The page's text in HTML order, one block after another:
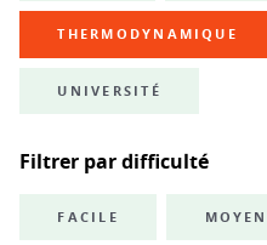
THERMODYNAMIQUE
UNIVERSITÉ
Filtrer par difficulté
FACILE MOYEN